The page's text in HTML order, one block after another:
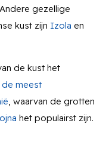
gezellige
kust zijn Izola en
de kust het
de meest
, waarvan de grotten
het populairst zijn.